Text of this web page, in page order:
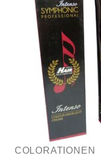
COLORATIONEN